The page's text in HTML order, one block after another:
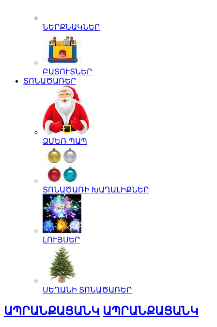
ՆԵՐՔՆԱԿՆԵՐ
ԲԱՏՈՒՏՆԵՐ
ՏՈՆԱԾԱՌԵՐ
ՁՄԵՌ ՊԱՊ
ՏՈՆԱԾԱՌԻ ԽԱՂԱԼԻՔՆԵՐ
ԼՈՒՅՍԵՐ
ՍԵՂԱՆԻ ՏՈՆԱԾԱՌԵՐ
ԱՊՐԱՆՔԱՑԱՆԿ ԱՊՐԱՆՔԱՑԱՆԿ